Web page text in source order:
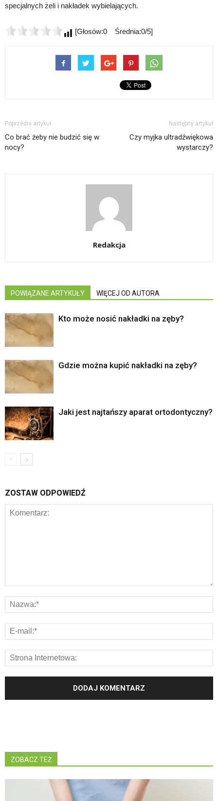
specjalnych żeli i nakładek wybielających.
[Głosów:0 Średnia:0/5]
Poprzedni artykuł
Co brać żeby nie budzić się w
nocy?
Następny artykuł
Czy myjka ultradźwiękowa
wystarczy?
Redakcja
POWIĄZANE ARTYKUŁY WIĘCEJ OD AUTORA
Kto może nosić nakładki na zęby?
Gdzie można kupić nakładki na zęby?
Jaki jest najtańszy aparat ortodontyczny?
ZOSTAW ODPOWIEDŹ
ZOBACZ TEŻ